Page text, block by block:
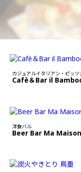
カジュアルイタリアン・ピッツ
Cafè＆Bar il
洋食バル
Beer Bar Ma Maison